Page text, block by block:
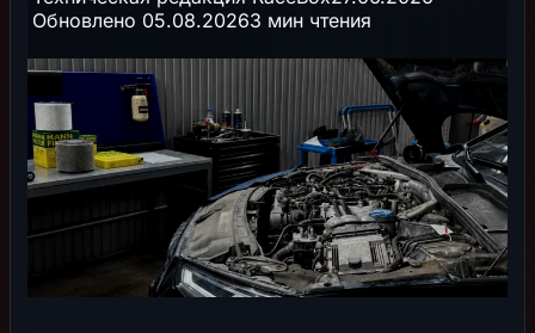
Обновлено 05.08.20263 мин чтения